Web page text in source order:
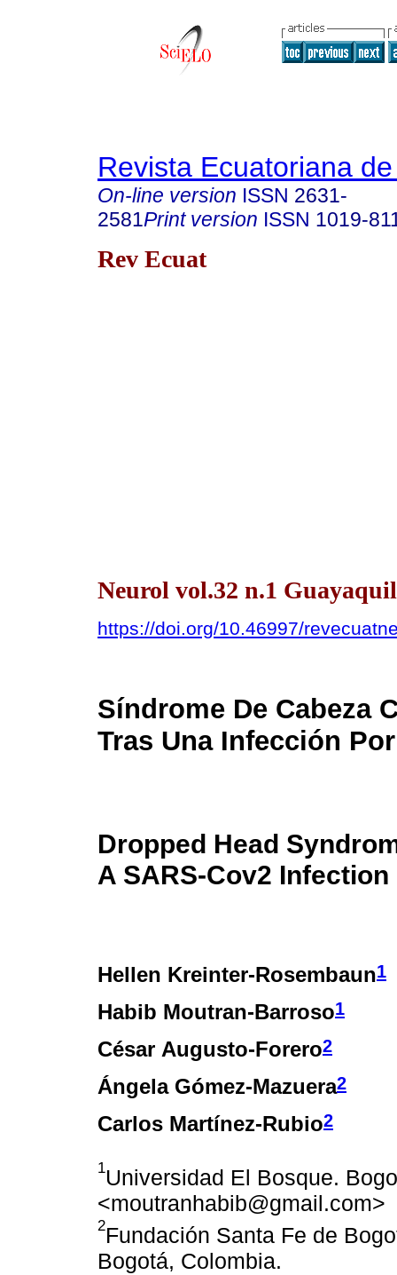
Revista Ecuatoriana
On-line version ISSN 2631-
2581Print version ISSN 1019-
Rev Ecuat
Neurol vol.32 n.1
https://doi.org/10.46997/
Síndrome De Cabeza
Tras Una Infección
Dropped Head
A SARS‐Cov2 Infection
Hellen Kreinter-Rosembaun1
Habib Moutran-Barroso1
César Augusto-Forero2
Ángela Gómez-Mazuera2
Carlos Martínez-Rubio2
1Universidad El Bosque.
<moutranhabib@gmail.com>
2Fundación Santa Fe de
Bogotá, Colombia.